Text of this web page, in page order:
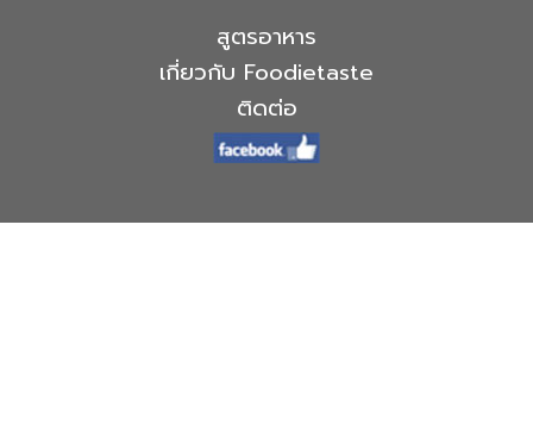
สูตรอาหาร
เกี่ยวกับ Foodietaste
ติดต่อ